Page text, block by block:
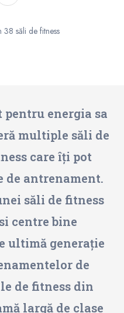
săli de fitness
pentru energia sa
multiple săli de
care îți pot
de antrenament.
săli de fitness
centre bine
ultimă generație
de
de fitness din
largă de clase